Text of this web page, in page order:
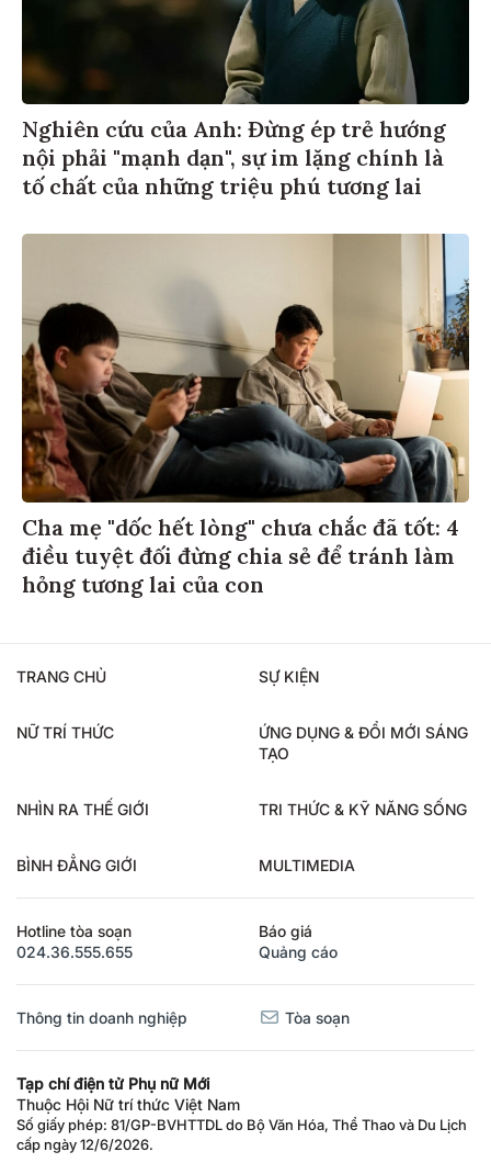
Nghiên cứu của Anh: Đừng ép trẻ hướng
nội phải "mạnh dạn", sự im lặng chính là
tố chất của những triệu phú tương lai
Cha mẹ "dốc hết lòng" chưa chắc đã tốt: 4
điều tuyệt đối đừng chia sẻ để tránh làm
hỏng tương lai của con
TRANG CHỦ SỰ KIỆN
NỮ TRÍ THỨC
ỨNG DỤNG & ĐỔI MỚI SÁNG
TẠO
NHÌN RA THẾ GIỚI TRI THỨC & KỸ NĂNG SỐNG
BÌNH ĐẲNG GIỚI MULTIMEDIA
Hotline tòa soạn
024.36.555.655
Báo giá
Quảng cáo
Thông tin doanh nghiệp Tòa soạn
Tạp chí điện tử Phụ nữ Mới
Thuộc Hội Nữ trí thức Việt Nam
Số giấy phép: 81/GP-BVHTTDL do Bộ Văn Hóa, Thể Thao và Du Lịch
cấp ngày 12/6/2026.